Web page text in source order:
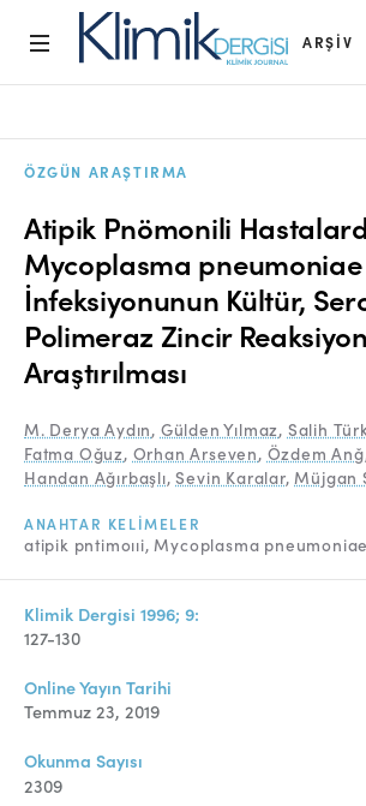
ARŞIV
Arşiv
Açık Erişim İlkesi
Yayın Kurulu
Etik İlkeler
Editoryal Süreç
Danışmanlık Süreci
Yazarlara Bilgi
Online Makale Gönderimi
Telif Hakları
İletişim
FACEBOOK
ÖZGÜN ARAŞTIRMA
Atipik Pnömonili
Mycoplasma pneumoniae
İnfeksiyonunun Kültür,
Polimeraz Zincir
Araştırılması
M. Derya Aydın, Gülden Yılmaz, Salih
Fatma Oğuz, Orhan Arseven, Özdem Anğ
Handan Ağırbaşlı,Sevin Karalar,Müjgan
ANAHTAR KELIMELER
atipik pntimoııi Mycoplasma pneumoniae
Klimik Dergisi 1996; 9:
127-130
Online Yayın Tarihi
Temmuz 23, 2019
Okunma Sayısı
2309